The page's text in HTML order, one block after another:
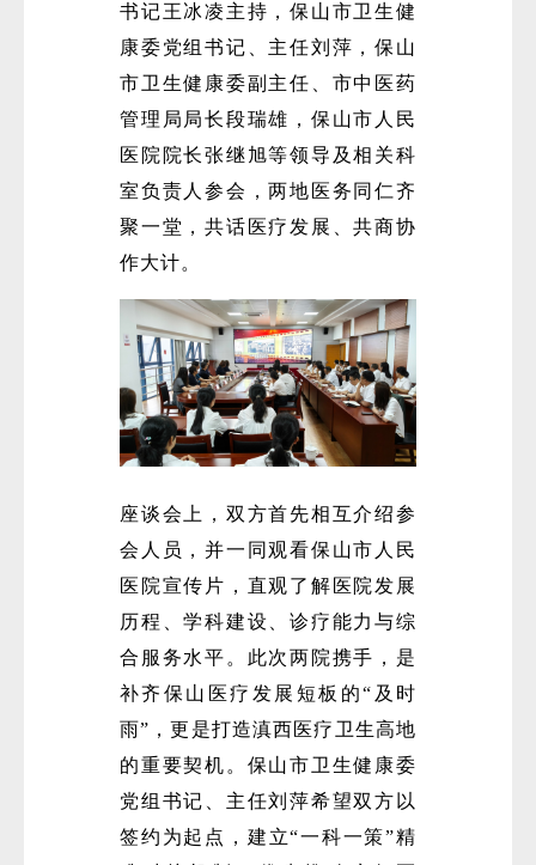
书记王冰凌主持，保山市卫生健
康委党组书记、主任刘萍，保山
市卫生健康委副主任、市中医药
管理局局长段瑞雄，保山市人民
医院院长张继旭等领导及相关科
室负责人参会，两地医务同仁齐
聚一堂，共话医疗发展、共商协
作大计。
座谈会上，双方首先相互介绍参
会人员，并一同观看保山市人民
医院宣传片，直观了解医院发展
历程、学科建设、诊疗能力与综
合服务水平。此次两院携手，是
补齐保山医疗发展短板的“及时
雨”，更是打造滇西医疗卫生高地
的重要契机。保山市卫生健康委
党组书记、主任刘萍希望双方以
签约为起点，建立“一科一策”精